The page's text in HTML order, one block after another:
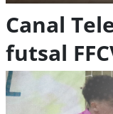
Canal
futsal